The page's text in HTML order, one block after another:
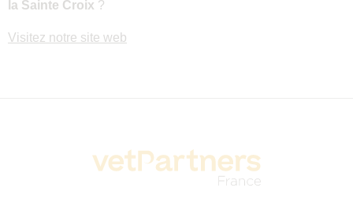
la Sainte Croix ?
Visitez notre site web